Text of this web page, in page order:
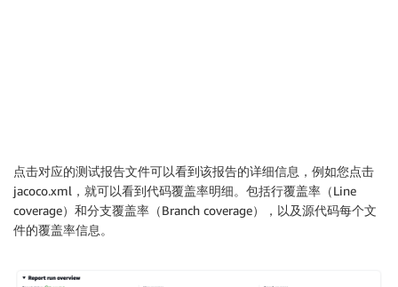
点击对应的测试报告文件可以看到该报告的详细信息，例如您点击
jacoco.xml，就可以看到代码覆盖率明细。包括行覆盖率（Line
coverage）和分支覆盖率（Branch coverage），以及源代码每个文
件的覆盖率信息。